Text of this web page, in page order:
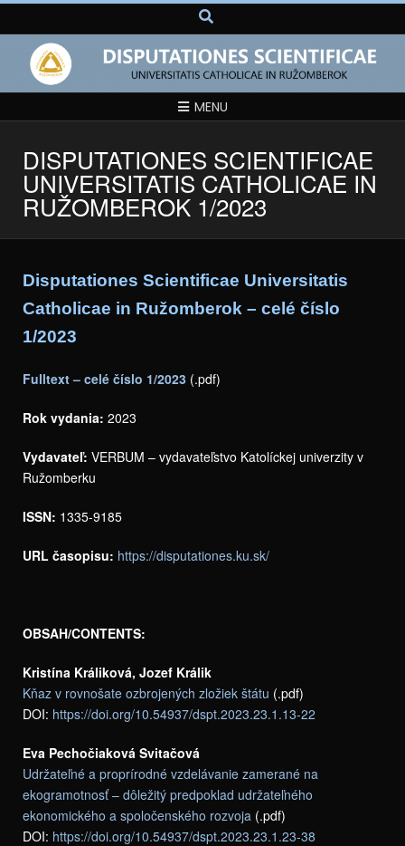
MENU
DISPUTATIONES SCIENTIFICAE
UNIVERSITATIS CATHOLICAE IN
RUŽOMBEROK 1/2023
Disputationes Scientificae Universitatis
Catholicae in Ružomberok – celé číslo
1/2023
Fulltext – celé číslo 1/2023 (.pdf)
Rok vydania: 2023
Vydavateľ: VERBUM – vydavateľstvo Katolíckej univerzity v
Ružomberku
ISSN: 1335-9185
URL časopisu: https://disputationes.ku.sk/
OBSAH/CONTENTS:
Kristína Králiková, Jozef Králik
Kňaz v rovnošate ozbrojených zložiek štátu (.pdf)
DOI: https://doi.org/10.54937/dspt.2023.23.1.13-22
Eva Pechočiaková Svitačová
Udržateľné a proprírodné vzdelávanie zamerané na
ekogramotnosť – dôležitý predpoklad udržateľného
ekonomického a spoločenského rozvoja (.pdf)
DOI: https://doi.org/10.54937/dspt.2023.23.1.23-38